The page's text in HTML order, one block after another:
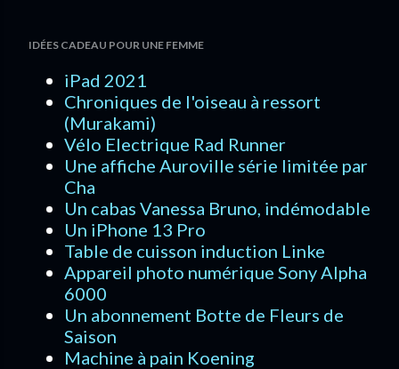
IDÉES CADEAU POUR UNE FEMME
iPad 2021
Chroniques de l'oiseau à ressort
(Murakami)
Vélo Electrique Rad Runner
Une affiche Auroville série limitée par
Cha
Un cabas Vanessa Bruno, indémodable
Un iPhone 13 Pro
Table de cuisson induction Linke
Appareil photo numérique Sony Alpha
6000
Un abonnement Botte de Fleurs de
Saison
Machine à pain Koening